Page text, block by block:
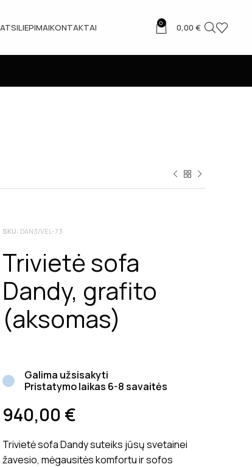
ATSILIEPIMAIKONTAKTAI 0 0,00€
SKU: DAN3/VEL-73
Trivietė sofa
Dandy, grafito
(aksomas)
Galima užsisakyti
Pristatymo laikas 6-8 savaitės
940,00 €
Trivietė sofa Dandy suteiks jūsų svetainei
žavesio, mėgausitės komfortu ir sofos